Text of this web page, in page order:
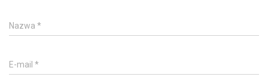
Nazwa *
E-mail *